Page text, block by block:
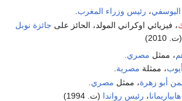
، رئيس وزراء المغرب.
، فيزيائي اوكراني المولد، الحائز على جائزة نوبل
(ت. 2010)
، ممثل مصري
، ممثلة مصرية.
أبو زهرة، ممثل مصري
، رئيس رواندا (ت. 1994)